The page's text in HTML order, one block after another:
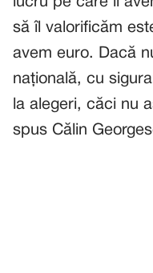
să îl valorificăm
avem euro. Dacă
națională, cu
la alegeri, căci nu
spus Călin